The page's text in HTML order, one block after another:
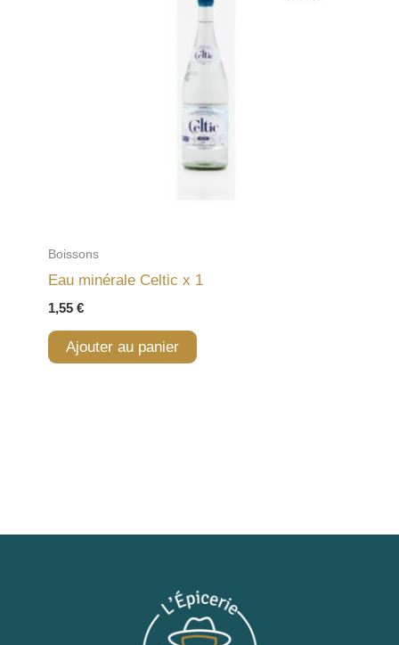
Boissons
Eau minérale Celtic x 1
1,55 €
Ajouter au panier